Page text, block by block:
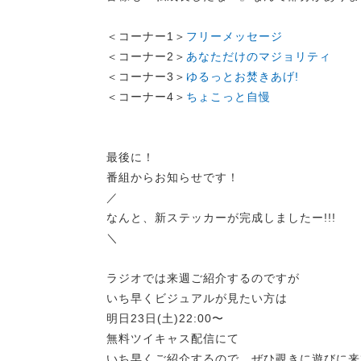
＜コーナー1＞ フリーメッセージ
＜コーナー2＞ あなただけのマジョリティ
＜コーナー3＞ ゆるっとお焚きあげ!
＜コーナー4＞ ちょこっと自慢
最後に！
番組からお知らせです！
／
なんと、新ステッカーが完成しましたー!!!
＼
ラジオでは来週ご紹介するのですが
いち早くビジュアルが見たい方は
明日23日(土)22:00〜
無料ツイキャス配信にて